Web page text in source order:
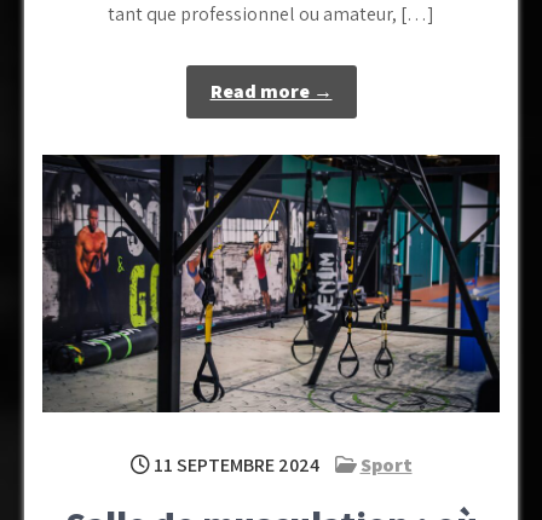
tant que professionnel ou amateur, […]
Read more →
11 SEPTEMBRE 2024 Sport